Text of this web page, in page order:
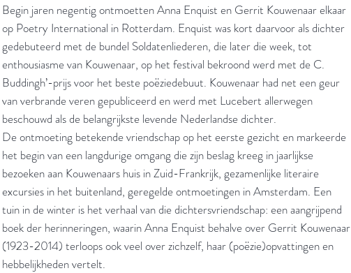
Begin jaren negentig ontmoetten Anna Enquist en Gerrit Kouwenaar elkaar
op Poetry International in Rotterdam. Enquist was kort daarvoor als dichter
gedebuteerd met de bundel Soldatenliederen, die later die week, tot
enthousiasme van Kouwenaar, op het festival bekroond werd met de C.
Buddingh’-prijs voor het beste poëziedebuut. Kouwenaar had net een geur
van verbrande veren gepubliceerd en werd met Lucebert allerwegen
beschouwd als de belangrijkste levende Nederlandse dichter.
De ontmoeting betekende vriendschap op het eerste gezicht en markeerde
het begin van een langdurige omgang die zijn beslag kreeg in jaarlijkse
bezoeken aan Kouwenaars huis in Zuid-Frankrijk, gezamenlijke literaire
excursies in het buitenland, geregelde ontmoetingen in Amsterdam. Een
tuin in de winter is het verhaal van die dichtersvriendschap: een aangrijpend
boek der herinneringen, waarin Anna Enquist behalve over Gerrit Kouwenaar
(1923-2014) terloops ook veel over zichzelf, haar (poëzie)opvattingen en
hebbelijkheden vertelt.